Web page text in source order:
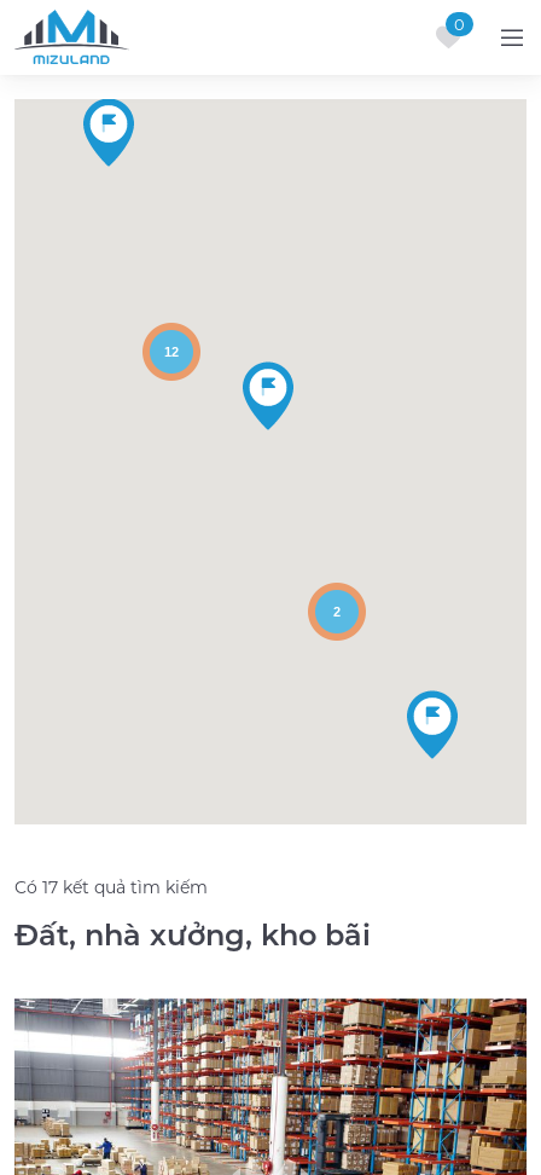
0
12
2
Có 17 kết quả tìm kiếm
Đất, nhà xưởng, kho bãi